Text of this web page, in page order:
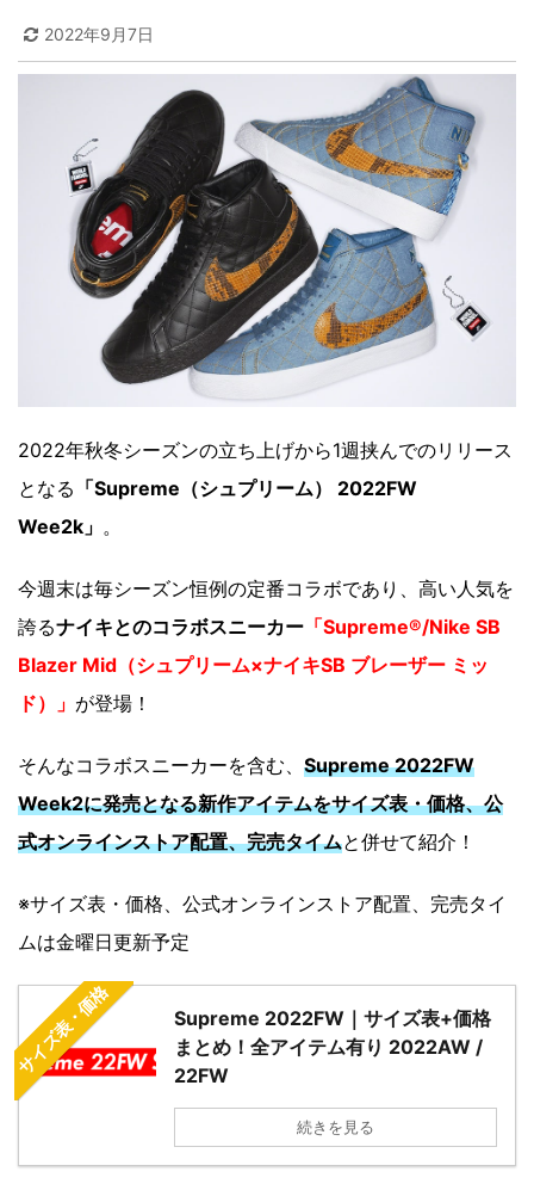
2022年9月7日
2022年秋冬シーズンの立ち上げから1週挟んでのリリース
となる 「Supreme（シュプリーム） 2022FW
Wee2k」 。
今週末は毎シーズン恒例の定番コラボであり、高い人気を
誇るナイキとのコラボスニーカー 「Supreme®/Nike SB
Blazer Mid（シュプリーム×ナイキSB ブレーザー ミッ
ド）」 が登場！
そんなコラボスニーカーを含む、 Supreme 2022FW
Week2に発売となる新作アイテムをサイズ表・価格、公
式オンラインストア配置、完売タイムと併せて紹介！
※サイズ表・価格、公式オンラインストア配置、完売タイ
ムは金曜日更新予定
サイズ表・価格
Supreme 2022FW｜サイズ表+価格
まとめ！全アイテム有り 2022AW /
22FW
続きを見る